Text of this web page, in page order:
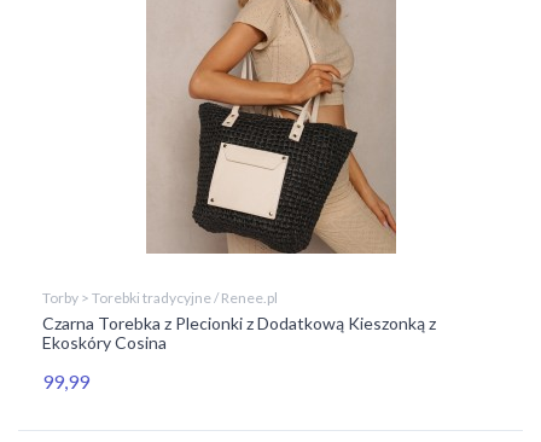
Torby > Torebki tradycyjne / Renee.pl
Czarna Torebka z Plecionki z Dodatkową Kieszonką z
Ekoskóry Cosina
99,99